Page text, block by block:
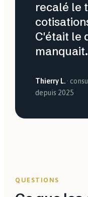
recalé le
C'était le
Thierry L. ·
depuis 2025
QUESTIONS